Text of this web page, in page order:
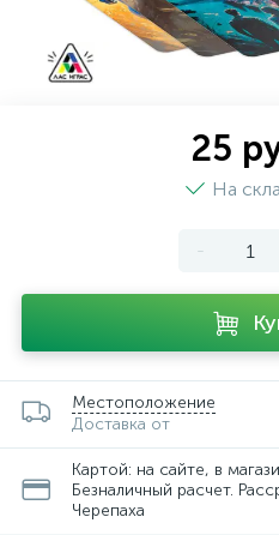
25
На
-
Местоположение
Доставка от
Картой: на сайте, в
Безналичный расчет.
Черепаха